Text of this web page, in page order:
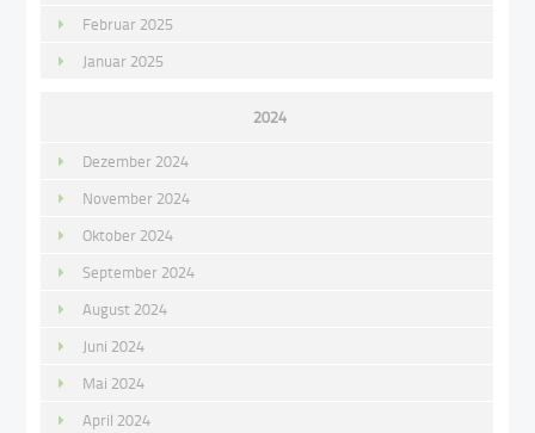
Februar 2025
Januar 2025
2024
Dezember 2024
November 2024
Oktober 2024
September 2024
August 2024
Juni 2024
Mai 2024
April 2024